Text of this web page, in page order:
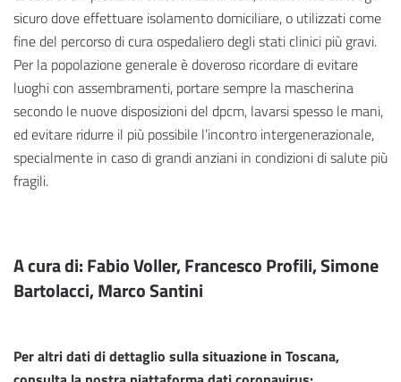
sicuro dove effettuare isolamento domiciliare, o utilizzati come
fine del percorso di cura ospedaliero degli stati clinici più gravi.
Per la popolazione generale è doveroso ricordare di evitare
luoghi con assembramenti, portare sempre la mascherina
secondo le nuove disposizioni del dpcm, lavarsi spesso le mani,
ed evitare ridurre il più possibile l’incontro intergenerazionale,
specialmente in caso di grandi anziani in condizioni di salute più
fragili.
A cura di: Fabio Voller, Francesco Profili, Simone
Bartolacci, Marco Santini
Per altri dati di dettaglio sulla situazione in Toscana,